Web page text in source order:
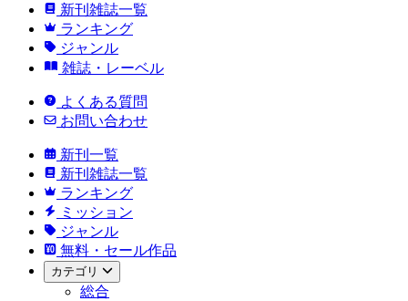
新刊雑誌一覧
ランキング
ジャンル
雑誌・レーベル
よくある質問
お問い合わせ
新刊一覧
新刊雑誌一覧
ランキング
ミッション
ジャンル
無料・セール作品
カテゴリ
総合